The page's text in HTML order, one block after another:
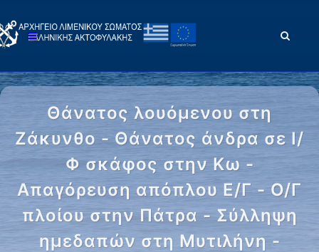
Θάνατος λουόμενου στη
Ζάκυνθο - Θάνατος άνδρα σε Ι/
Φ σκάφος στην Κω -
Απαγόρευση απόπλου Ε/Γ - Ο/Γ
πλοίου στην Πάτρα - Σύλληψη
ημεδαπών στη Μυτιλήνη -